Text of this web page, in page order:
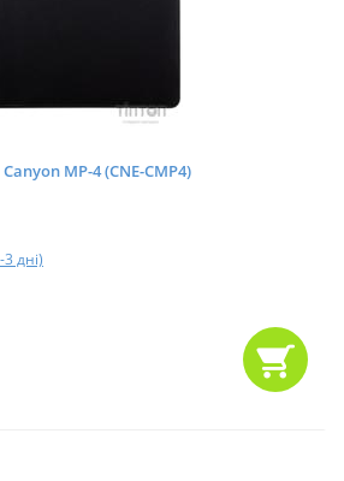
MP-4 (CNE-CMP4)
дні)